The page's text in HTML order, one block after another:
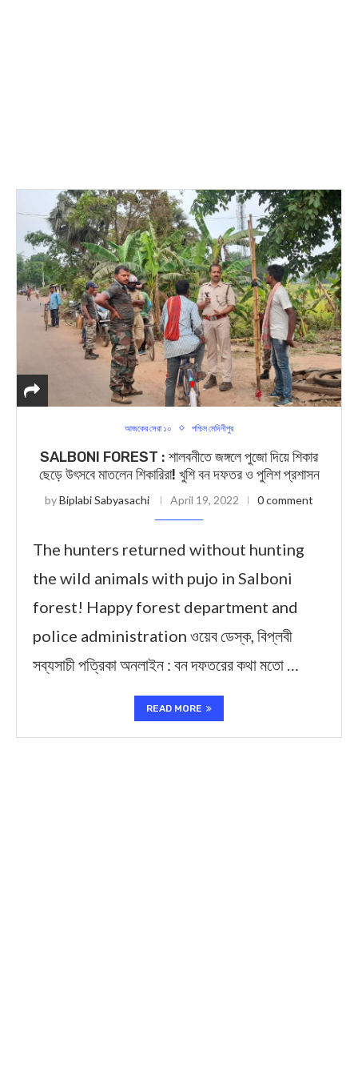
আজকের সেরা ১০ পশ্চিম মেদিনীপুর
SALBONI FOREST : শালবনীতে জঙ্গলে পুজো দিয়ে শিকার
ছেড়ে উৎসবে মাতলেন শিকারিরা! খুশি বন দফতর ও পুলিশ প্রশাসন
byBiplabi Sabyasachi April 19, 2022 0 comment
The hunters returned without hunting
the wild animals with pujo in Salboni
forest! Happy forest department and
police administration ওয়েব ডেস্ক, বিপ্লবী
সব্যসাচী পত্রিকা অনলাইন : বন দফতরের কথা মতো …
READ MORE